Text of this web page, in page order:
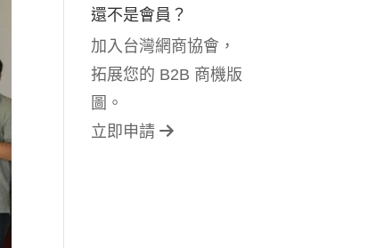
還不是會員？
加入台灣網商協會，
拓展您的 B2B 商機版
圖。
立即申請